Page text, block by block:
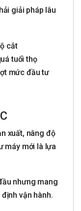
giải pháp lâu
cắt
tuổi thọ
mức đầu tư
xuất, nâng độ
máy mới là lựa
nhưng mang
vận hành.